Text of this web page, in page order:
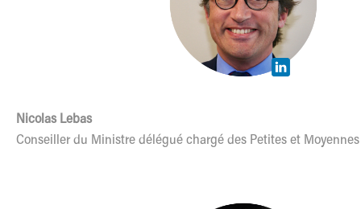
Nicolas Lebas
Conseiller du Ministre délégué chargé des Petites et